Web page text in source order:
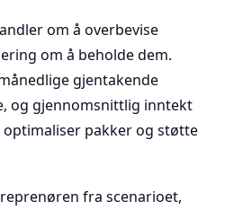
om å overbevise
om å beholde dem.
gjentakende
og gjennomsnittlig inntekt
pakker og støtte
fra scenarioet,